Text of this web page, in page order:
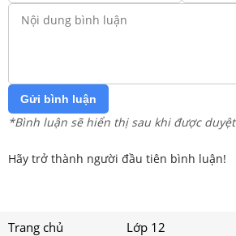
Gửi bình luận
*Bình luận sẽ hiển thị sau khi được duyệt
Hãy trở thành người đầu tiên bình luận!
Trang chủ Lớp 12